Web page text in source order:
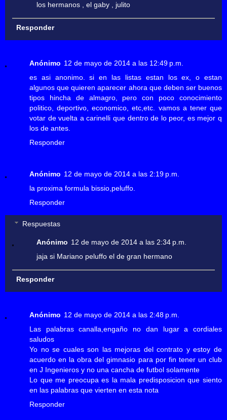
los hermanos , el gaby , julito
Responder
Anónimo 12 de mayo de 2014 a las 12:49 p.m.
es asi anonimo. si en las listas estan los ex, o estan
algunos que quieren aparecer ahora que deben ser buenos
tipos hincha de almagro, pero con poco conocimiento
politico, deportivo, economico, etc,etc. vamos a tener que
votar de vuelta a carinelli que dentro de lo peor, es mejor q
los de antes.
Responder
Anónimo 12 de mayo de 2014 a las 2:19 p.m.
la proxima formula bissio,peluffo.
Responder
Respuestas
Anónimo 12 de mayo de 2014 a las 2:34 p.m.
jaja si Mariano peluffo el de gran hermano
Responder
Anónimo 12 de mayo de 2014 a las 2:48 p.m.
Las palabras canalla,engaño no dan lugar a cordiales
saludos
Yo no se cuales son las mejoras del contrato y estoy de
acuerdo en la obra del gimnasio para por fin tener un club
en J Ingenieros y no una cancha de futbol solamente
Lo que me preocupa es la mala predisposicion que siento
en las palabras que vierten en esta nota
Responder